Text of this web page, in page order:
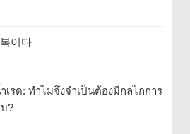
이다
รด: ทำไมจึงจำเป็นต้องมีกลไกการ
?